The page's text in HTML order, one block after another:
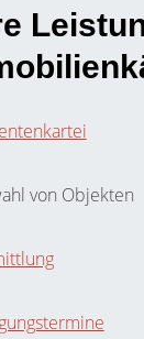
von Objekten